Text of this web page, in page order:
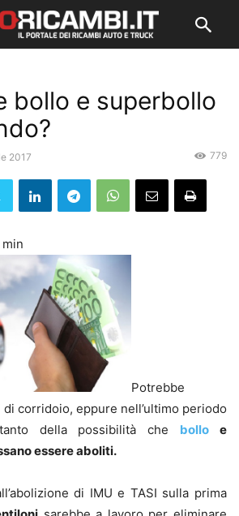
bollo e superbollo
2017 779
Potrebbe
corridoio, eppure nell’ultimo periodo
della possibilità che
bollo e
essere aboliti.
di IMU e TASI sulla prima